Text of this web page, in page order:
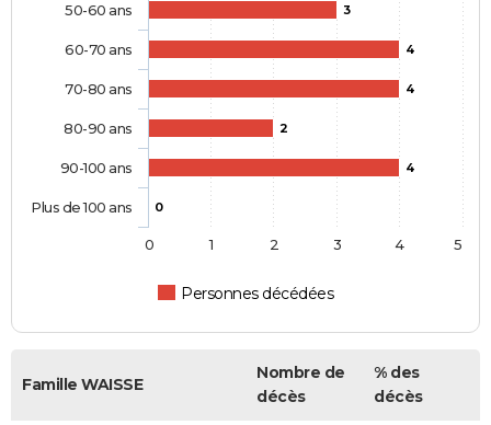
3
4
4
2
4
0
Personnes décédées
50-60 ans
60-70 ans
70-80 ans
80-90 ans
90-100 ans
Plus de 100 ans
0 1 2 3 4 5
Famille WAISSE
Nombre de
décès
% des
décès